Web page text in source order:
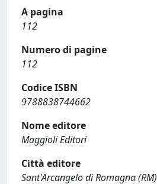
A pagina
112
Numero di pagine
112
Codice ISBN
9788838744662
Nome editore
Maggioli Editori
Città editore
Sant'Arcangelo di Romagna (RM)